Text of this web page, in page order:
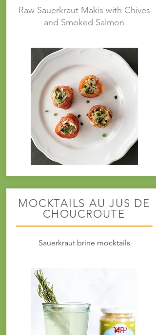
Raw Sauerkraut Makis with Chives
and Smoked Salmon
MOCKTAILS AU JUS DE
CHOUCROUTE
Sauerkraut brine mocktails